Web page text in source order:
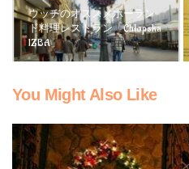
ウッヂのオススメポーラン
ド料理レストラン「Chłopska
IZBA」
You Might Also Like